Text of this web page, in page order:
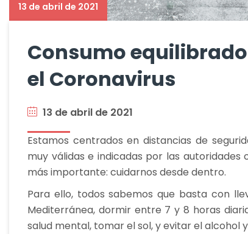
13 de abril de 2021
Consumo
el Coronavirus
13 de abril de 2021
Estamos centrados en distancias de
muy válidas e indicadas por las
más importante: cuidarnos desde dentro.
Para ello, todos sabemos que basta con
Mediterránea, dormir entre 7 y 8 horas
salud mental, tomar el sol, y evitar el alcohol